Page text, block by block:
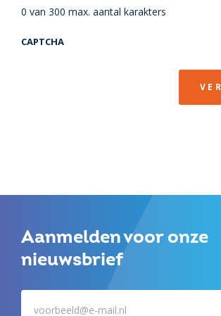
0 van 300 max. aantal karakters
CAPTCHA
Aanmelden voor onze
nieuwsbrief